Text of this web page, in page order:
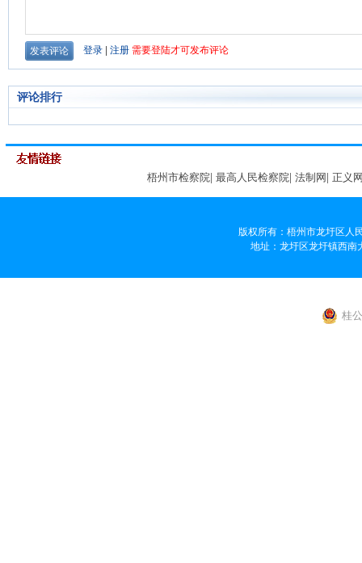
评论排行
梧州市检察院 最高人民检察院 法制网 正义
版权所有：梧州市龙圩区人
地址：龙圩区龙圩镇西南
桂